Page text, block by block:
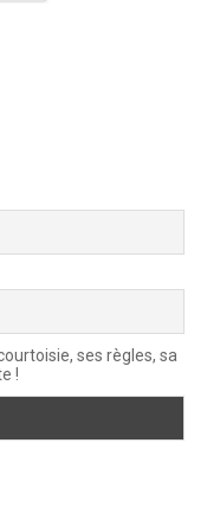
ses règles, sa
!